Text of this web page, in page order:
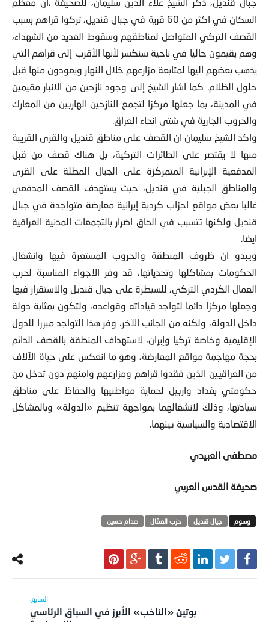
السكان في اكثر من 60 قرية في جبال قنديل، تركوا قراهم بسبب
القصف التركي المتواصل لمناطقهم وسقوط العديد من الشهداء،
وهم يقيمون حاليا في ناحية سنكسر لأنها الأقرب إلى قراهم التي
يذهب بعضهم اليها لمتابعة مزارعهم خلال النهار ويعودون منها قبل
حلول الظلام. كما اشار الشيخ إلى وجود نازحين من الانبار مقيمين
في المدينة، بما جعلها مركزا لتجمع النازحين الهاربين من المعارك
والحروب الجارية في شتى انحاء العراق.
واكد الشيخ سليمان ان القصف على مناطق قنديل والقرى القريبة
منها لا يقتصر على الطائرات التركية، بل هناك قصف من قبل
المدفعية الإيرانية المتمركزة على الجبال المطلة على القرى
والمناطق الجبلية في قنديل، حيث يستهدف القصف المدفعي
غالبا بعض مواقع احزاب كردية إيرانية معارضة متواجدة في جبال
قنديل ولكنها تتسبب في الحاق اضرار بالتجمعات المدنية العراقية
ايضا.
ويبدو ان ظروف المنطقة والحروب المستعرة فيها وانشغال
الحكومات بمشاكلها وتحدياتها، قد وفر الاجواء المناسبة لحزب
العمال الكردي التركي، للسيطرة على جبال قنديل والاستقرار فيها
وجعلها مركزا دائما لتواجد قياداته وقواعده، ولتكون بمثابة دولة
داخل الدولة، ولكنه من الجانب الآخر، وفر هذا التواجد مبررا للدول
الإقليمية وخاصة تركيا وإيران، لاستهداف المنطقة بالقصف الدائم
بحجة مهاجمة مواقع المعارضة، وهو ما انعكس على حياة الآلاف
من العراقيين الذين فقدوا قراهم ومزارعهم وامنهم دون تدخل من
حكومتي بغداد واربيل لحماية مواطنيها والحفاظ على مناطق
سيادتها، وذلك لانشغالهما بمواجهة تنظيم «الدولة» وبالمشاكل
الاقتصادية والسياسية بينهما.
مصطفى العبيدي
صحيفة القدس العربي
جيال قنديل حزب العمّال صدام حسين
بوتين «الناخب» الأبرز في السباق الرئاسي